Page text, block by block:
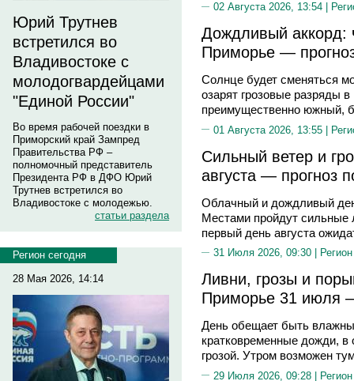
Юрий Трутнев
встретился во
Владивостоке с
молодогвардейцами
"Единой России"
Во время рабочей поездки в
Приморский край Зампред
Правительства РФ –
полномочный представитель
Президента РФ в ДФО Юрий
Трутнев встретился во
Владивостоке с молодежью.
статьи раздела
Регион сегодня
28 Мая 2026, 14:14
02 Августа 2026, 13:54 |
Дождливый аккорд:
Приморье —
Солнце будет сменяться
озарят грозовые разряды
преимущественно южный,
01 Августа 2026, 13:55 |
Сильный ветер и
августа — прогноз
Облачный и дождливый
Местами пройдут сильные
первый день августа
31 Июля 2026, 09:30 |
Ливни, грозы и
Приморье 31 июля
День обещает быть
кратковременные дожди,
грозой. Утром возможен
29 Июля 2026, 09:28 |